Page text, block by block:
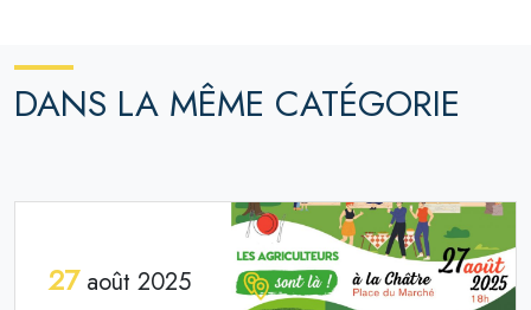
DANS LA MÊME CATÉGORIE
27août 2025